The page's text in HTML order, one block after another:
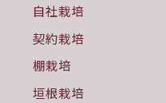
自社栽培
契約栽培
棚栽培
垣根栽培